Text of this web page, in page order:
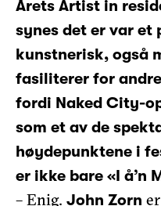
Årets Artist in
synes det er var et
kunstnerisk, også
fasiliterer for
fordi Naked City-
som et av de
høydepunktene i
er ikke bare «I å’n
– Enig. John Zorn